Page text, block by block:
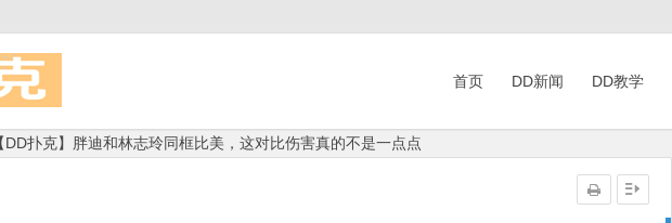
首页 DD新闻 DD教学
【DD扑克】胖迪和林志玲同框比美，这对比伤害真的不是一点点